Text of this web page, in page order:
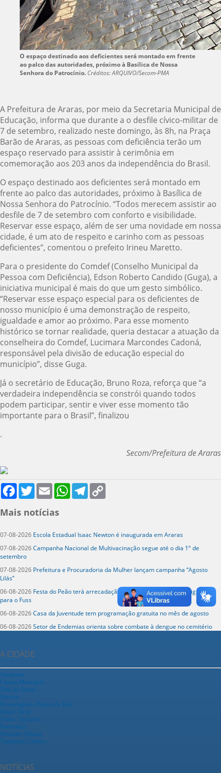
O espaço destinado aos deficientes será montado em frente
ao palco das autoridades, próximo à Basílica de Nossa
Senhora do Patrocínio. Créditos: ARQUIVO/Secom-PMA
A Prefeitura de Araras, por meio da Secretaria Municipal de
Educação, informa que durante a o desfile cívico-militar de
7 de setembro, realizado neste domingo, às 8h, na Praça
Barão de Araras, as pessoas com deficiência terão um
espaço reservado para assistir à cerimônia em
comemoração aos 203 anos da independência do Brasil.
O espaço destinado aos deficientes será montado em
frente ao palco das autoridades, próximo à Basílica de
Nossa Senhora do Patrocínio. “Todos merecem assistir ao
desfile de 7 de setembro com conforto e visibilidade.
Reservar esse espaço, além de ser uma novidade em nossa
cidade, é um ato de respeito e carinho com as pessoas
deficientes”, comentou o prefeito Irineu Maretto.
Para o presidente do Comdef (Conselho Municipal da
Pessoa com Deficiência), Edson Roberto Candido (Guga), a
iniciativa municipal é mais do que um gesto simbólico.
“Reservar esse espaço especial para os deficientes de
nosso município é uma demonstração de respeito,
igualdade e amor ao próximo. Para esse momento
histórico se tornar realidade, queria destacar a atuação da
conselheira do Comdef, Lucimara Marcondes Cadoná,
responsável pela divisão de educação especial do
município”, disse Guga.
Já o secretário de Educação, Bruno Roza, reforça que “a
verdadeira independência se constrói quando todos
podem participar, sentir e viver esse momento tão
importante para o Brasil”, finalizou
.
Secom/Prefeitura de Araras
FacebookTwitter Email WhatsAppTelegram
Mais notícias
07-08-2026 Escola Estadual Isaac Newton é inaugurada em Araras
07-08-2026Campanha Nacional de Multivacinação segue até o dia 1º de
setembro
07-08-2026 Prefeitura e Procuradoria da Mulher lançam campanha “Agosto
Lilás”
06-08-2026 Festa do Peão terá arrecadação de alimentos e itens de higiene
para o Fuss
06-08-2026Casa da Juventude tem programação gratuita no mês de agosto
06-08-2026Setor de Endemias orienta sobre combate à dengue no cemitério
A CIDADE
Aeroporto
Câmara Municipal
Hino de Araras
História
Hospedagens e Pontos de Táxi
Mapa Oficial
Pontos Turísticos
Rodoviária
Símbolos Oficiais
Transporte Coletivo
NOTÍCIAS